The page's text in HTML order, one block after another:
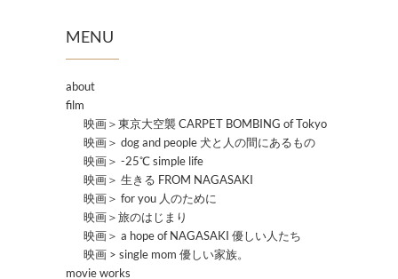
MENU
about
film
映画＞東京大空襲 CARPET BOMBING of Tokyo
映画＞ dog and people 犬と人の間にあるもの
映画＞ -25℃ simple life
映画＞ 生きる FROM NAGASAKI
映画＞ for you 人のために
映画＞旅のはじまり
映画＞ a hope of NAGASAKI 優しい人たち
映画 > single mom 優しい家族。
movie works